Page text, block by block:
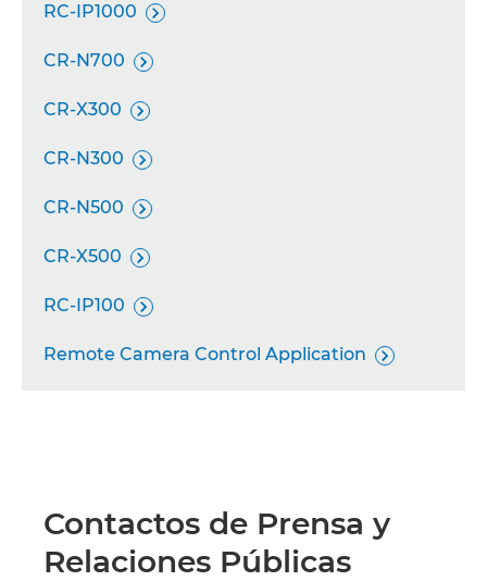
RC-IP1000 
CR-N700 
CR-X300 
CR-N300 
CR-N500 
CR-X500 
RC-IP100 
Remote Camera Control Application 
Contactos de Prensa y
Relaciones Públicas